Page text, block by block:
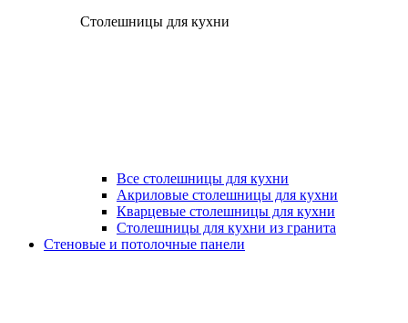
Столешницы для кухни
Все столешницы для кухни
Акриловые столешницы для кухни
Кварцевые столешницы для кухни
Столешницы для кухни из гранита
Стеновые и потолочные панели